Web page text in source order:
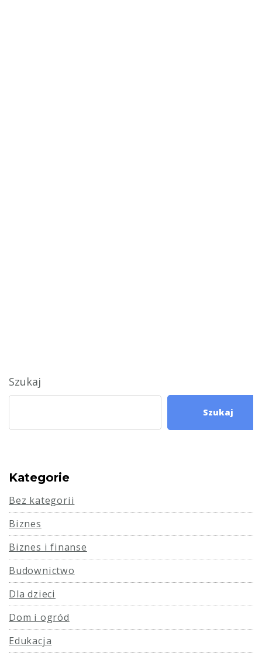
Szukaj
Szukaj
Kategorie
Bez kategorii
Biznes
Biznes i finanse
Budownictwo
Dla dzieci
Dom i ogród
Edukacja